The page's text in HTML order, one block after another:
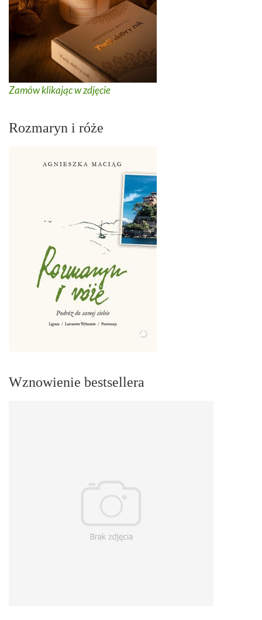
Zamów klikając w zdjęcie
Rozmaryn i róże
Wznowienie bestsellera